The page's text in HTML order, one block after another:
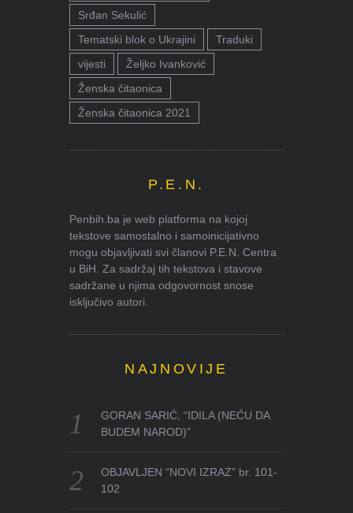
Srđan Sekulić
Tematski blok o Ukrajini
Traduki
vijesti
Željko Ivanković
Ženska čitaonica
Ženska čitaonica 2021
P.E.N.
Penbih.ba je web platforma na kojoj
tekstove samostalno i samoinicijativno
mogu objavljivati svi članovi P.E.N. Centra
u BiH. Za sadržaj tih tekstova i stavove
sadržane u njima odgovornost snose
isključivo autori.
NAJNOVIJE
GORAN SARIĆ, “IDILA (NEĆU DA
BUDEM NAROD)”
OBJAVLJEN “NOVI IZRAZ” br. 101-
102